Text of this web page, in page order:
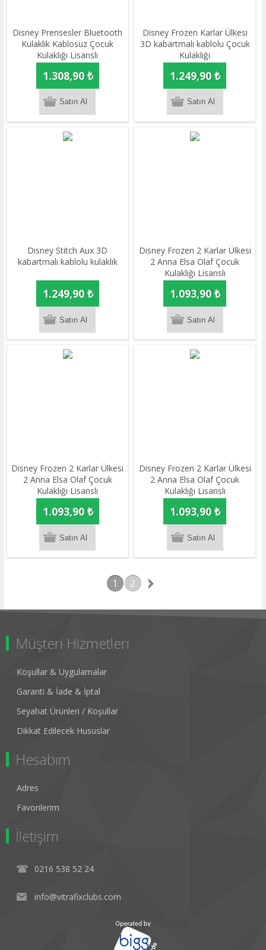
Disney Prensesler Bluetooth
Kulaklık Kablosuz Çocuk
Kulaklığı Lisanslı
1.308,90 ₺
Disney Frozen Karlar Ülkesi
3D kabartmalı kablolu Çocuk
Kulaklığı
1.249,90 ₺
Disney Stitch Aux 3D
kabartmalı kablolu kulaklık
1.249,90 ₺
Disney Frozen 2 Karlar Ülkesi
2 Anna Elsa Olaf Çocuk
Kulaklığı Lisanslı
1.093,90 ₺
Disney Frozen 2 Karlar Ülkesi
2 Anna Elsa Olaf Çocuk
Kulaklığı Lisanslı
1.093,90 ₺
Disney Frozen 2 Karlar Ülkesi
2 Anna Elsa Olaf Çocuk
Kulaklığı Lisanslı
1.093,90 ₺
1 2
Müşteri Hizmetleri
Koşullar & Uygulamalar
Garanti & İade & İptal
Seyahat Ürünleri / Koşullar
Dikkat Edilecek Hususlar
Hesabım
Adres
Favorilerim
İletişim
0216 538 52 24
info@vitrafixclubs.com